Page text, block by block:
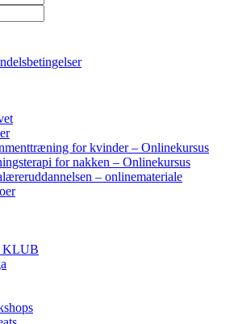
for kvinder – Onlinekursus
for nakken – Onlinekursus
– onlinemateriale
KLUB